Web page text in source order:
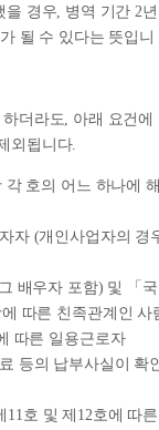
경우, 병역 기간 2년
될 수 있다는 뜻입니
더라도, 아래 요건에
외됩니다.
각 호의 어느 하나에
자 (개인사업자의 경
배우자 포함) 및 「국
따른 친족관계인 사
따른 일용근로자
등의 납부사실이 확
11호 및 제12호에 따른